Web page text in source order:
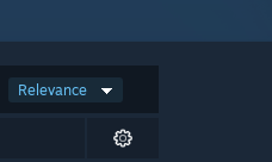
Relevance